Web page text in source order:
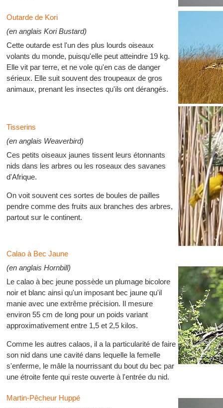
Outarde de Kori
(en anglais Kori Bustard)
Cette outarde est l'un des plus lourds oiseaux
volants du monde, puisqu'elle peut atteindre 19 kg.
Elle vit par terre, et ne vole qu'en cas de danger
sérieux. Elle suit souvent des troupeaux de gros
animaux, prenant les insectes qu'ils ont dérangés.
Tisserins
(en anglais Weaverbird)
Ces petits oiseaux jaunes tissent leurs étonnants
nids dans les arbres ou les roseaux des savanes
d'Afrique.
On voit souvent ces sortes de boules de pailles
pendre comme des fruits aux branches des arbres,
partout sur le continent.
Calao à Bec Jaune
(en anglais Hornbill)
Le calao à bec jeune possède un plumage bicolore
noir et blanc ainsi qu'un imposant bec jaune qu'il
manie avec une extrême précision. Il mesure
environ 55 cm de long pour un poids variant
approximativement entre 1,5 et 2,5 kilos.
Comme les autres calaos, il a la particularité de faire
son nid dans une cavité dans lequelle la femelle
s'enferme, le mâle la nourrissant du bout du bec par
une étroite fente qui reste ouverte à l'entrée du nid.
Martin-Pêcheur Huppé